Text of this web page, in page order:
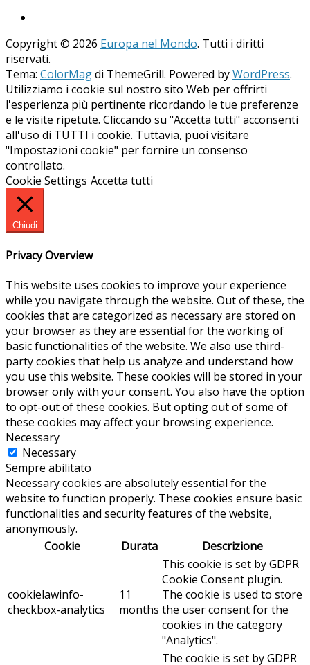
Copyright © 2026 Europa nel Mondo. Tutti i diritti
riservati.
Tema: ColorMagdi ThemeGrill. Powered byWordPress.
Utilizziamo i cookie sul nostro sito Web per offrirti
l'esperienza più pertinente ricordando le tue preferenze
e le visite ripetute. Cliccando su "Accetta tutti" acconsenti
all'uso di TUTTI i cookie. Tuttavia, puoi visitare
"Impostazioni cookie" per fornire un consenso
controllato.
Cookie Settings Accetta tutti
Chiudi
Privacy Overview
This website uses cookies to improve your experience
while you navigate through the website. Out of these, the
cookies that are categorized as necessary are stored on
your browser as they are essential for the working of
basic functionalities of the website. We also use third-
party cookies that help us analyze and understand how
you use this website. These cookies will be stored in your
browser only with your consent. You also have the option
to opt-out of these cookies. But opting out of some of
these cookies may affect your browsing experience.
Necessary
Necessary
Sempre abilitato
Necessary cookies are absolutely essential for the
website to function properly. These cookies ensure basic
functionalities and security features of the website,
anonymously.
Cookie
Durata Descrizione
cookielawinfo-
checkbox-analytics
11
months
This cookie is set by GDPR
Cookie Consent plugin.
The cookie is used to store
the user consent for the
cookies in the category
"Analytics".
The cookie is set by GDPR